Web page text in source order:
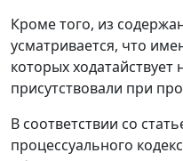
Кроме того, из
усматривается, что
которых ходатайствует
присутствовали при
В соответствии со
процессуального